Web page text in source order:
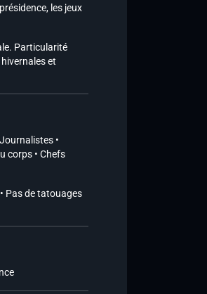
les jeux
Particularité
et
•
corps • Chefs
• Pas de tatouages